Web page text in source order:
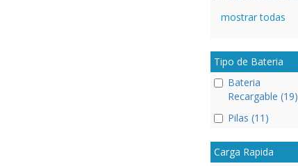
mostrar todas
Tipo de Bateria
Bateria
Recargable (19)
Pilas (11)
Carga Rapida